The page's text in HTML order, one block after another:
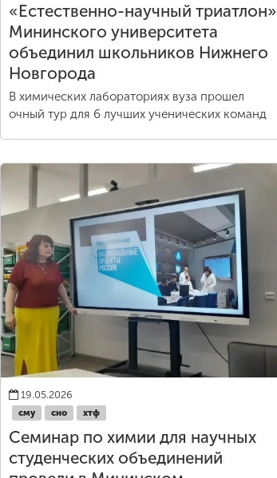
«Естественно-научный триатлон»
Мининского университета
объединил школьников Нижнего
Новгорода
В химических лабораториях вуза прошел
очный тур для 6 лучших ученических команд
19.05.2026
сму сно хтф
Семинар по химии для научных
студенческих объединений